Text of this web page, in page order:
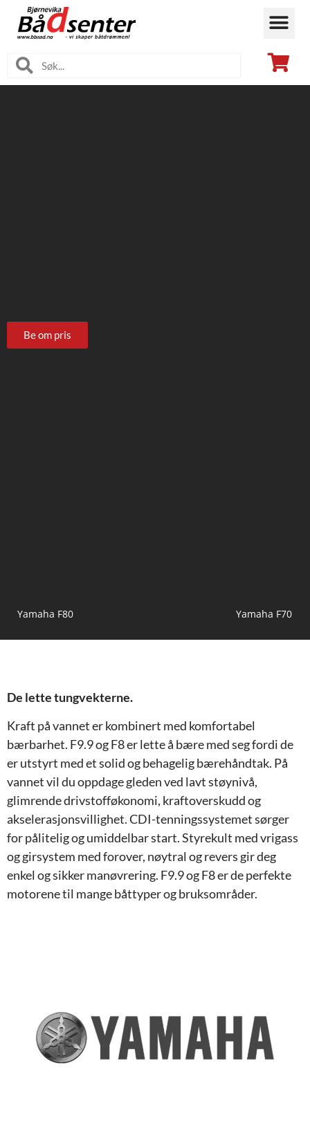
Be om pris
Yamaha F80 Yamaha F70
De lette tungvekterne.
Kraft på vannet er kombinert med komfortabel
bærbarhet. F9.9 og F8 er lette å bære med seg fordi de
er utstyrt med et solid og behagelig bærehåndtak. På
vannet vil du oppdage gleden ved lavt støynivå,
glimrende drivstofføkonomi, kraftoverskudd og
akselerasjonsvillighet. CDI-tenningssystemet sørger
for pålitelig og umiddelbar start. Styrekult med vrigass
og girsystem med forover, nøytral og revers gir deg
enkel og sikker manøvrering. F9.9 og F8 er de perfekte
motorene til mange båttyper og bruksområder.